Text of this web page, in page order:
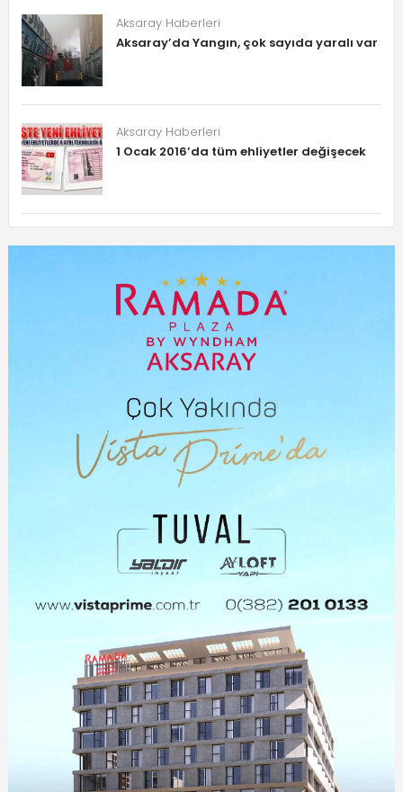
Aksaray Haberleri
Aksaray’da Yangın, çok sayıda yaralı var
Aksaray Haberleri
1 Ocak 2016’da tüm ehliyetler değişecek